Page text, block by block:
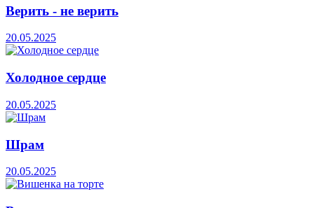
Верить - не верить
20.05.2025
Холодное сердце
20.05.2025
Шрам
20.05.2025